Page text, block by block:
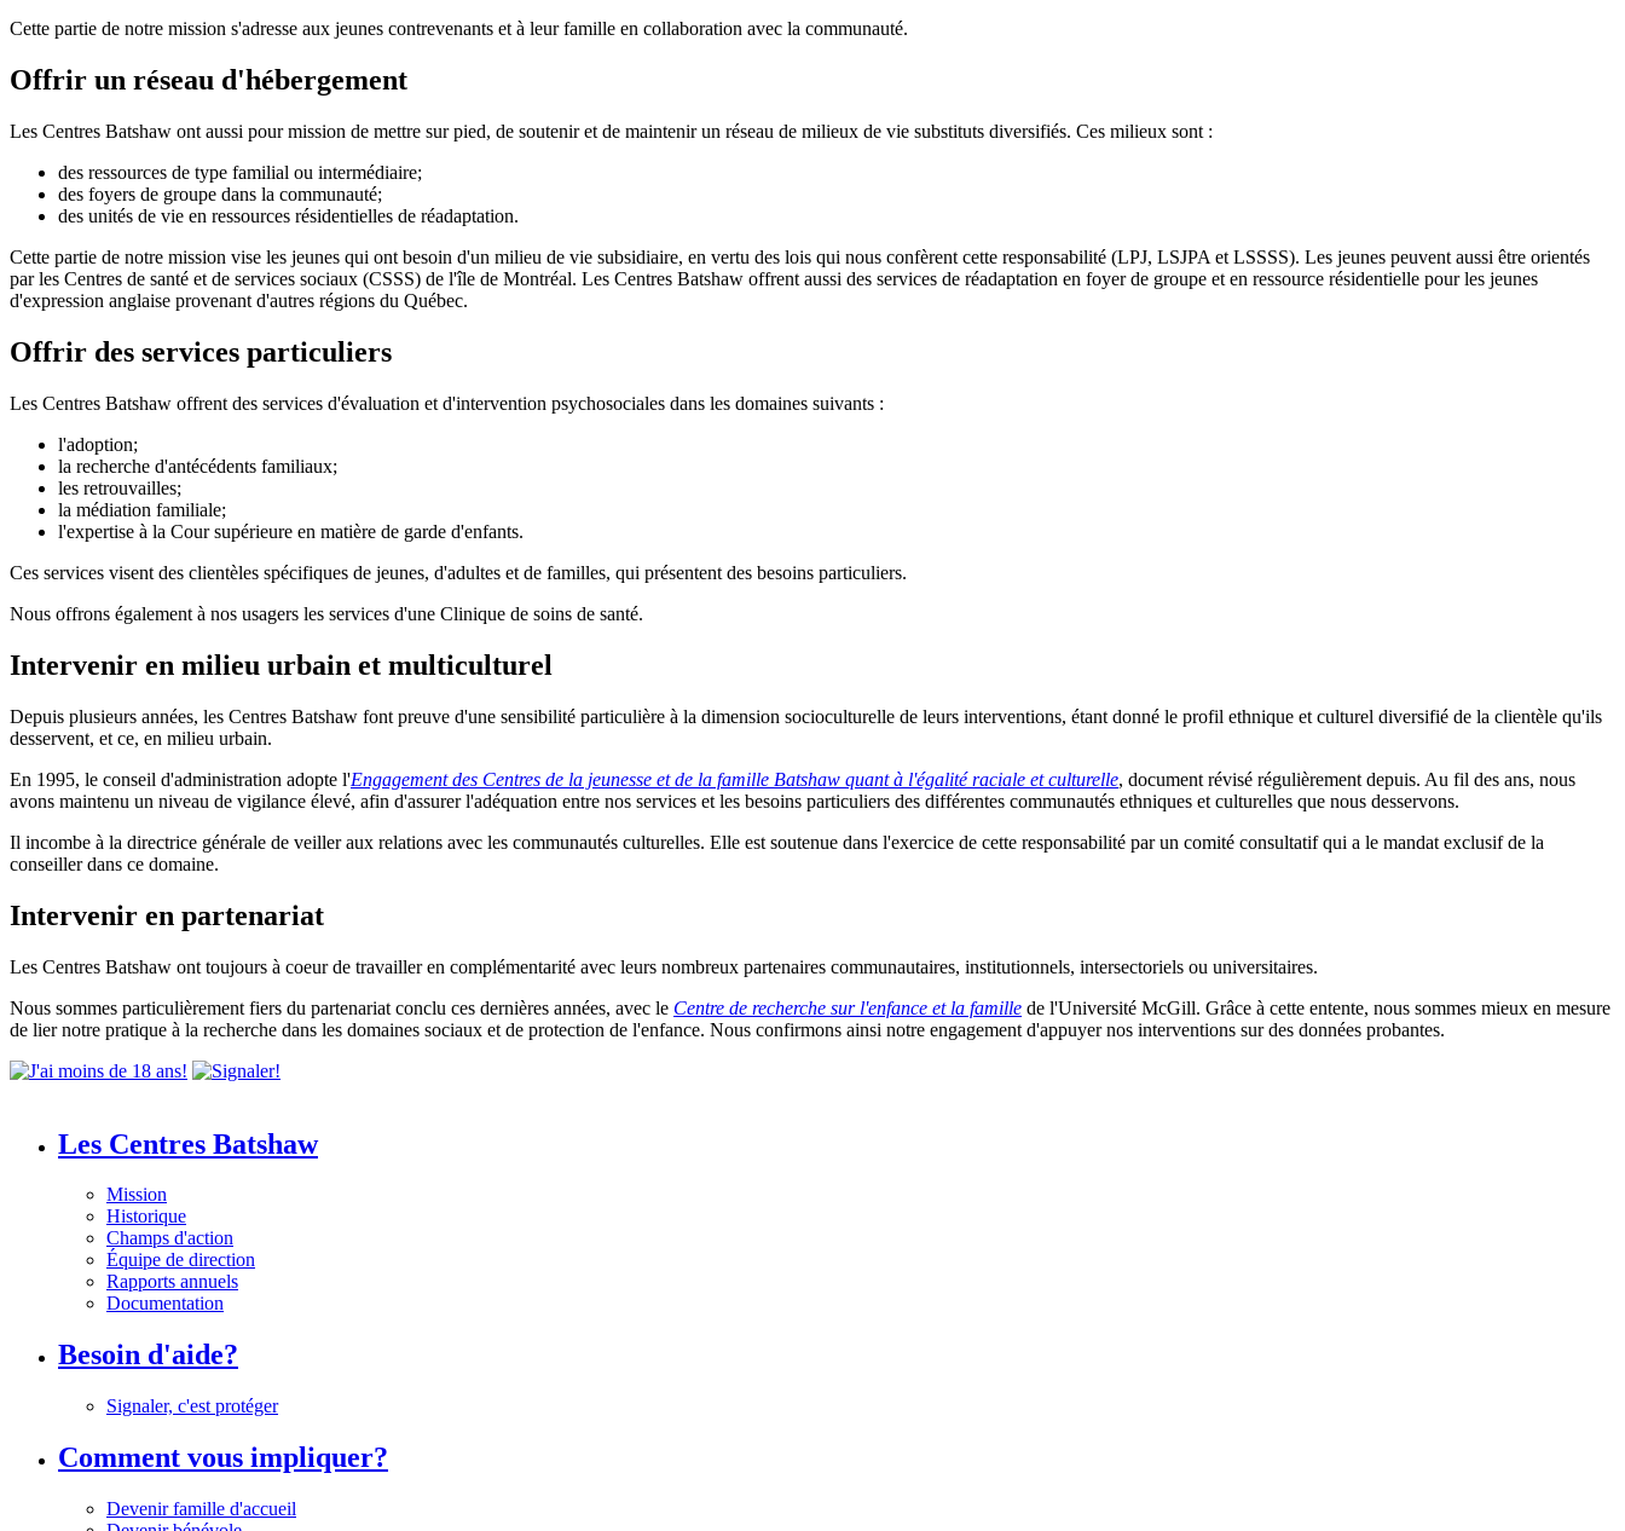
Cette partie de notre mission s'adresse aux jeunes contrevenants et à leur famille en collaboration avec la communauté.
Offrir un réseau d'hébergement
Les Centres Batshaw ont aussi pour mission de mettre sur pied, de soutenir et de maintenir un réseau de milieux de vie substituts diversifiés. Ces milieux sont :
des ressources de type familial ou intermédiaire;
des foyers de groupe dans la communauté;
des unités de vie en ressources résidentielles de réadaptation.
Cette partie de notre mission vise les jeunes qui ont besoin d'un milieu de vie subsidiaire, en vertu des lois qui nous confèrent cette responsabilité (LPJ, LSJPA et LSSSS). Les jeunes peuvent aussi être orientés
par les Centres de santé et de services sociaux (CSSS) de l'île de Montréal. Les Centres Batshaw offrent aussi des services de réadaptation en foyer de groupe et en ressource résidentielle pour les jeunes
d'expression anglaise provenant d'autres régions du Québec.
Offrir des services particuliers
Les Centres Batshaw offrent des services d'évaluation et d'intervention psychosociales dans les domaines suivants :
l'adoption;
la recherche d'antécédents familiaux;
les retrouvailles;
la médiation familiale;
l'expertise à la Cour supérieure en matière de garde d'enfants.
Ces services visent des clientèles spécifiques de jeunes, d'adultes et de familles, qui présentent des besoins particuliers.
Nous offrons également à nos usagers les services d'une Clinique de soins de santé.
Intervenir en milieu urbain et multiculturel
Depuis plusieurs années, les Centres Batshaw font preuve d'une sensibilité particulière à la dimension socioculturelle de leurs interventions, étant donné le profil ethnique et culturel diversifié de la clientèle qu'ils
desservent, et ce, en milieu urbain.
En 1995, le conseil d'administration adopte l'Engagement des Centres de la jeunesse et de la famille Batshaw quant à l'égalité raciale et culturelle, document révisé régulièrement depuis. Au fil des ans, nous
avons maintenu un niveau de vigilance élevé, afin d'assurer l'adéquation entre nos services et les besoins particuliers des différentes communautés ethniques et culturelles que nous desservons.
Il incombe à la directrice générale de veiller aux relations avec les communautés culturelles. Elle est soutenue dans l'exercice de cette responsabilité par un comité consultatif qui a le mandat exclusif de la
conseiller dans ce domaine.
Intervenir en partenariat
Les Centres Batshaw ont toujours à coeur de travailler en complémentarité avec leurs nombreux partenaires communautaires, institutionnels, intersectoriels ou universitaires.
Nous sommes particulièrement fiers du partenariat conclu ces dernières années, avec le Centre de recherche sur l'enfance et la famille de l'Université McGill. Grâce à cette entente, nous sommes mieux en mesure
de lier notre pratique à la recherche dans les domaines sociaux et de protection de l'enfance. Nous confirmons ainsi notre engagement d'appuyer nos interventions sur des données probantes.
Les Centres Batshaw
Mission
Historique
Champs d'action
Équipe de direction
Rapports annuels
Documentation
Besoin d'aide?
Signaler, c'est protéger
Comment vous impliquer?
Devenir famille d'accueil